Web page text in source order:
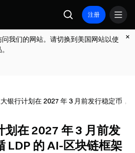
注册
我们的网站。请切换到美国网站以使
银行计划在 2027 年 3 月前发行稳定币，
划在 2027 年 3 月前发
LDP 的 AI-区块链框架